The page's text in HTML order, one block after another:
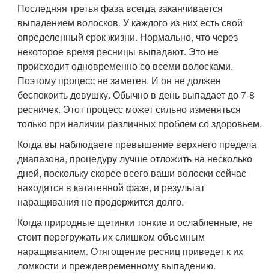
Последняя третья фаза всегда заканчивается
выпадением волосков. У каждого из них есть свой
определенный срок жизни. Нормально, что через
некоторое время ресницы выпадают. Это не
происходит одновременно со всеми волосками.
Поэтому процесс не заметен. И он не должен
беспокоить девушку. Обычно в день выпадает до 7-8
ресничек. Этот процесс может сильно изменяться
только при наличии различных проблем со здоровьем.
Когда вы наблюдаете превышение верхнего предела
диапазона, процедуру лучше отложить на несколько
дней, поскольку скорее всего ваши волоски сейчас
находятся в катагенной фазе, и результат
наращивания не продержится долго.
Когда природные щетинки тонкие и ослабленные, не
стоит перегружать их слишком объемным
наращиванием. Отягощение ресниц приведет к их
ломкости и преждевременному выпадению.